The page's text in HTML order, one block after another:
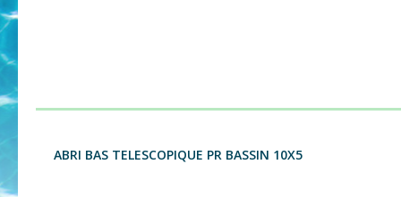
ABRI BAS TELESCOPIQUE PR BASSIN 10X5